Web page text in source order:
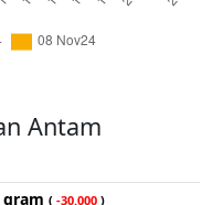
Antam
( -30.000 )